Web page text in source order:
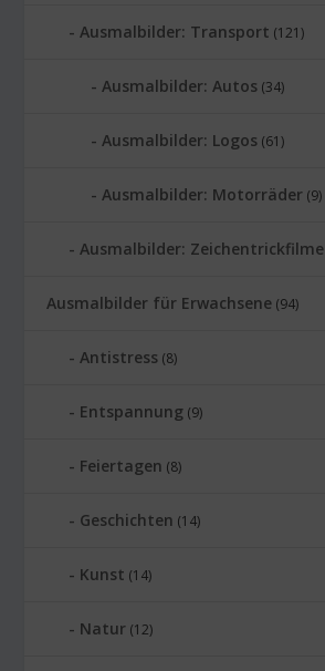
Ausmalbilder: Transport (121)
Ausmalbilder: Autos (34)
Ausmalbilder: Logos (61)
Ausmalbilder: Motorräder (9)
Ausmalbilder: Zeichentrickfilme
Ausmalbilder für Erwachsene (94)
Antistress (8)
Entspannung (9)
Feiertagen (8)
Geschichten (14)
Kunst (14)
Natur (12)